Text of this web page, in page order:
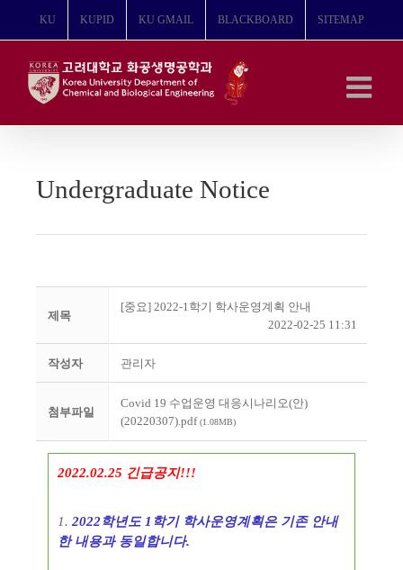
뛰
KU KUPID KU GMAIL BLACKBOARD SITEMAP
Undergraduate Notice
제목
[중요] 2022-1학기 학사운영계획 안내
2022-02-25 11:31
작성자 관리자
첨부파일
Covid 19 수업운영 대응시나리오(안)
(20220307).pdf(1.08MB)
2022.02.25 긴급공지!!!
1. 2022학년도 1학기 학사운영계획은 기존 안내
한 내용과 동일합니다.